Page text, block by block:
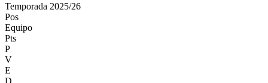
Temporada 2025/26
Pos
Equipo
Pts
P
V
E
D